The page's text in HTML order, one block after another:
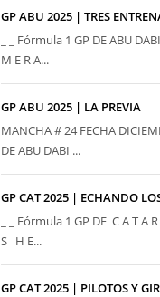
GP ABU 2025 | TRES
_ _ Fórmula 1 GP DE ABU
M E R A...
GP ABU 2025 | LA PREVIA
MANCHA # 24 FECHA
DE ABU DABI ...
GP CAT 2025 | ECHANDO
_ _ Fórmula 1 GP DE C A T A
S H E...
GP CAT 2025 | PILOTOS Y